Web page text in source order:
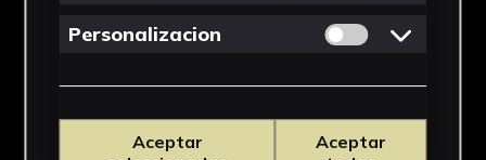
Personalizacion Permitir cookies
Aceptar
Aceptar